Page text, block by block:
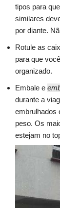
tipos para
similares
por diante.
Rotule as
para que
organizado.
Embale e
durante a
embrulhados
peso. Os
estejam no